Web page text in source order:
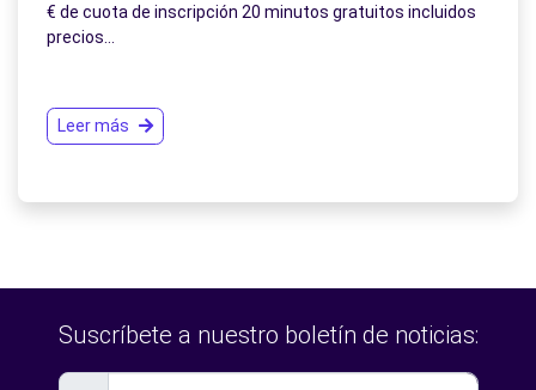
€ de cuota de inscripción 20 minutos gratuitos incluidos
precios…
Leer más
Suscríbete a nuestro boletín de noticias: